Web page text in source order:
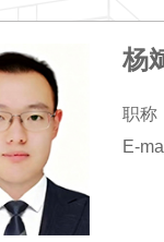
杨
职称
E-